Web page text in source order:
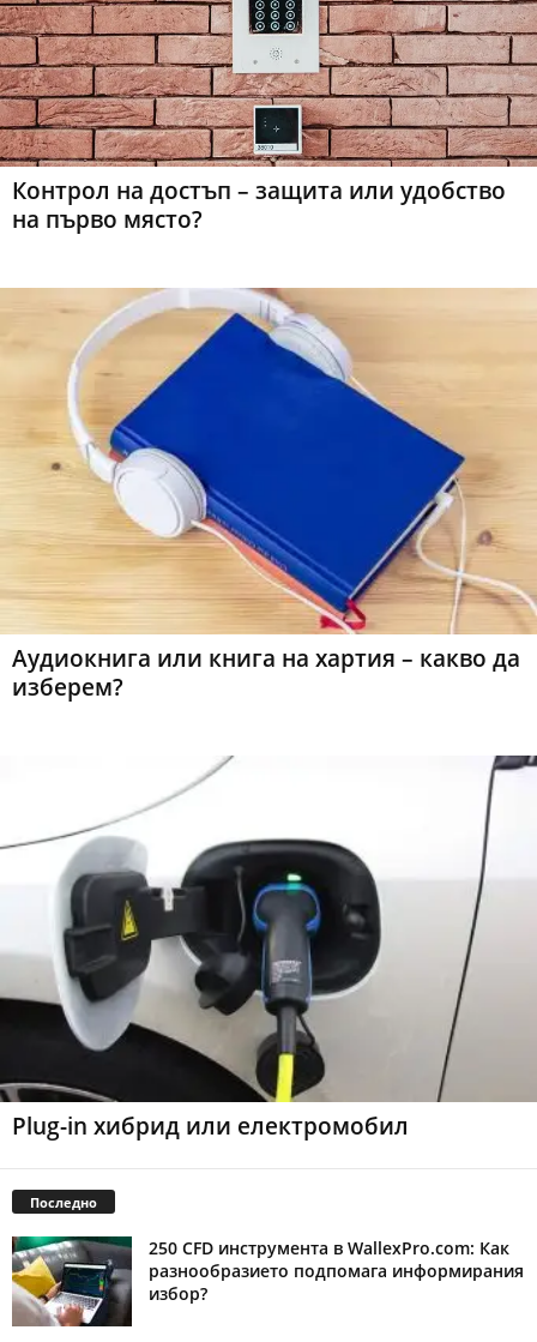
Контрол на достъп – защита или удобство
на първо място?
Аудиокнига или книга на хартия – какво да
изберем?
Plug-in хибрид или електромобил
Последно
250 CFD инструмента в WallexPro.com: Как
разнообразието подпомага информирания
избор?